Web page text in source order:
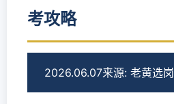
考攻略
2026.06.07来源: 老黄选岗